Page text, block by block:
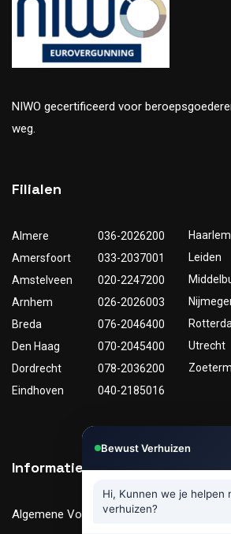
NIWO gecertificeerd voor
weg.
Filialen
Almere
036-2026200
Amersfoort
033-2037001
Amstelveen
020-2247200
Arnhem
026-2026003
Breda
076-2046400
Den Haag
070-2045400
Dordrecht
078-2036200
Eindhoven
040-2185016
Haarlem
Leiden
Utrecht
Informatie
Algemene Voorwaarden
Bewust Verhuizen
Hi, Kunnen we je helpen
verhuizen?